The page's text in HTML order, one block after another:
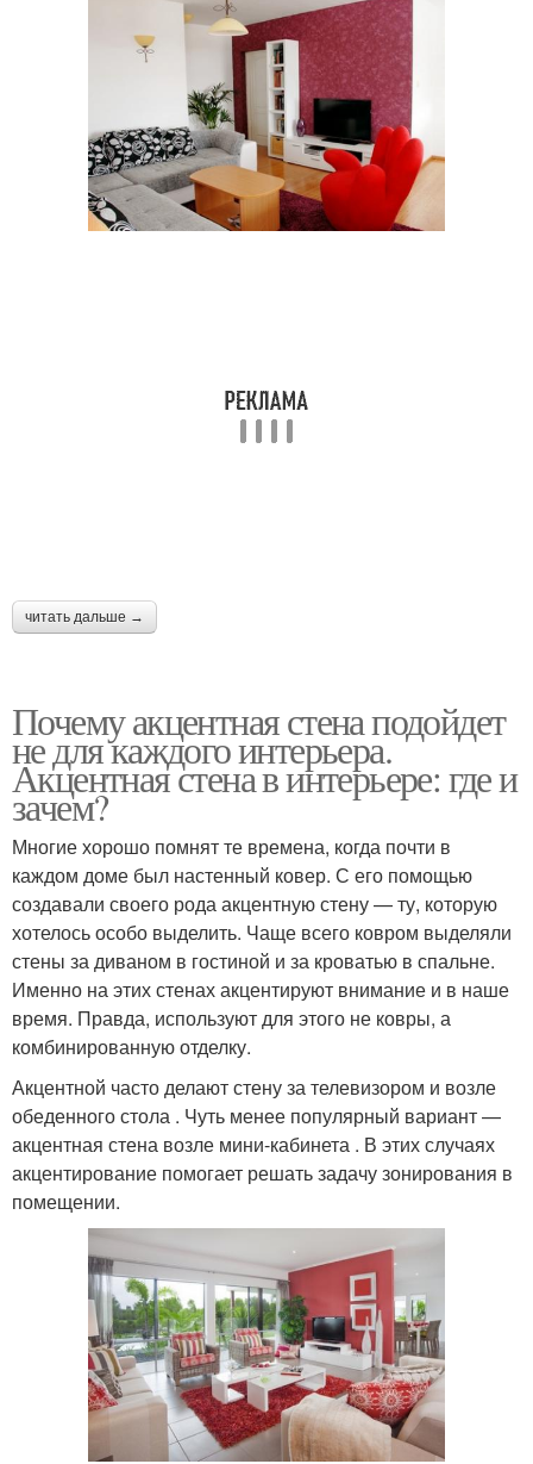
Стен за телевизором
Стены в разных
помещениях
Картины на стене Стен за диваном
читать дальше →
Почему акцентная стена подойдет
не для каждого интерьера.
Акцентная стена в интерьере: где и
зачем?
Многие хорошо помнят те времена, когда почти в
каждом доме был настенный ковер. С его помощью
создавали своего рода акцентную стену — ту, которую
хотелось особо выделить. Чаще всего ковром выделяли
стены за диваном в гостиной и за кроватью в спальне.
Именно на этих стенах акцентируют внимание и в наше
время. Правда, используют для этого не ковры, а
комбинированную отделку.
Акцентной часто делают стену за телевизором и возле
обеденного стола . Чуть менее популярный вариант —
акцентная стена возле мини-кабинета . В этих случаях
акцентирование помогает решать задачу зонирования в
помещении.